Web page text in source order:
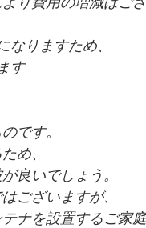
なりますため、
す
です。
め、
良いでしょう。
ございますが、
ナを設置するご家